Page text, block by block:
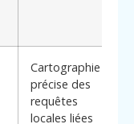
Cartographie
précise des
requêtes
locales liées